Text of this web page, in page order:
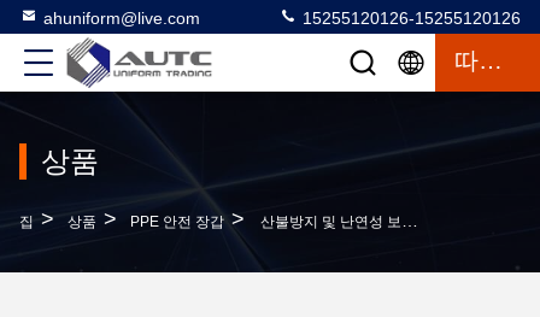
ahuniform@live.com 15255120126-15255120126
따옴표
상품
집 > 상품 > PPE 안전 장갑 > 산불방지 및 난연성 보호장갑